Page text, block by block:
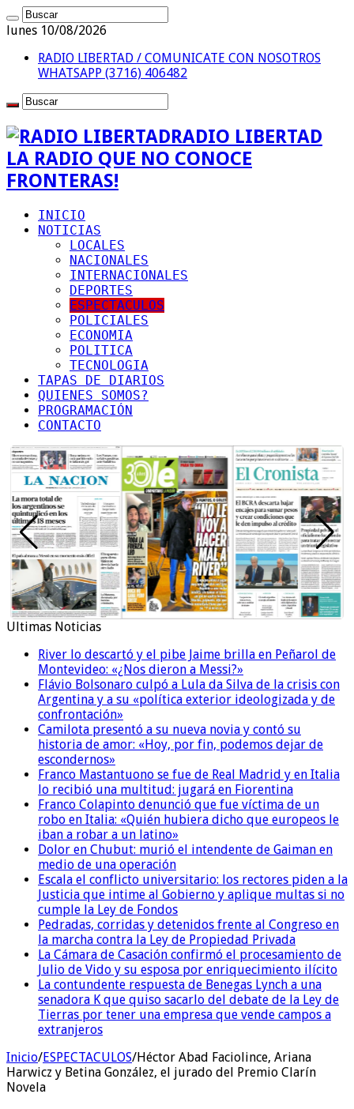
lunes 10/08/2026
RADIO LIBERTAD / COMUNICATE CON NOSOTROS
WHATSAPP (3716) 406482
RADIO LIBERTAD
LA RADIO QUE NO CONOCE
FRONTERAS!
INICIO
NOTICIAS
LOCALES
NACIONALES
INTERNACIONALES
DEPORTES
ESPECTACULOS
POLICIALES
ECONOMIA
POLITICA
TECNOLOGIA
TAPAS DE DIARIOS
QUIENES SOMOS?
PROGRAMACIÓN
CONTACTO
Ultimas Noticias
River lo descartó y el pibe Jaime brilla en Peñarol de
Montevideo: «¿Nos dieron a Messi?»
Flávio Bolsonaro culpó a Lula da Silva de la crisis con
Argentina y a su «política exterior ideologizada y de
confrontación»
Camilota presentó a su nueva novia y contó su
historia de amor: «Hoy, por fin, podemos dejar de
escondernos»
Franco Mastantuono se fue de Real Madrid y en Italia
lo recibió una multitud: jugará en Fiorentina
Franco Colapinto denunció que fue víctima de un
robo en Italia: «Quién hubiera dicho que europeos le
iban a robar a un latino»
Dolor en Chubut: murió el intendente de Gaiman en
medio de una operación
Escala el conflicto universitario: los rectores piden a la
Justicia que intime al Gobierno y aplique multas si no
cumple la Ley de Fondos
Pedradas, corridas y detenidos frente al Congreso en
la marcha contra la Ley de Propiedad Privada
La Cámara de Casación confirmó el procesamiento de
Julio de Vido y su esposa por enriquecimiento ilícito
La contundente respuesta de Benegas Lynch a una
senadora K que quiso sacarlo del debate de la Ley de
Tierras por tener una empresa que vende campos a
extranjeros
Inicio/ESPECTACULOS/Héctor Abad Faciolince, Ariana
Harwicz y Betina González, el jurado del Premio Clarín
Novela